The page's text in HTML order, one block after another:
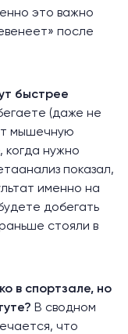
это важно
после
быстрее
(даже не
мышечную
когда нужно
показал,
именно на
добегать
стояли в
в спортзале, но
В сводном
, что